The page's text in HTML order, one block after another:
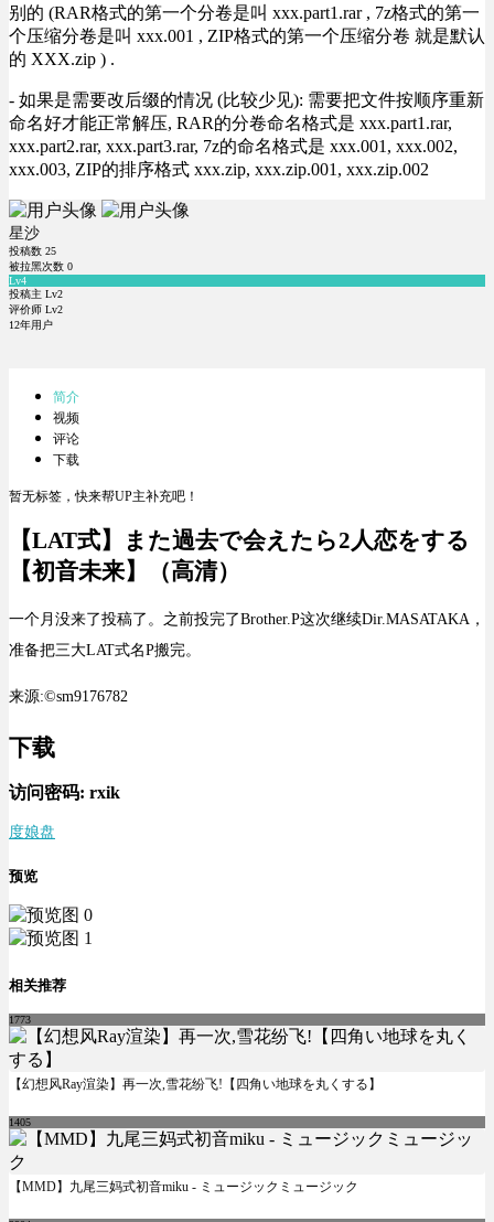
别的 (RAR格式的第一个分卷是叫 xxx.part1.rar , 7z格式的第一
个压缩分卷是叫 xxx.001 , ZIP格式的第一个压缩分卷 就是默认
的 XXX.zip ) .
- 如果是需要改后缀的情况 (比较少见): 需要把文件按顺序重新
命名好才能正常解压, RAR的分卷命名格式是 xxx.part1.rar,
xxx.part2.rar, xxx.part3.rar, 7z的命名格式是 xxx.001, xxx.002,
xxx.003, ZIP的排序格式 xxx.zip, xxx.zip.001, xxx.zip.002
星沙
投稿数 25
被拉黑次数 0
Lv4
投稿主 Lv2
评价师 Lv2
12年用户
简介
视频
评论
下载
暂无标签，快来帮UP主补充吧！
【LAT式】また過去で会えたら2人恋をする
【初音未来】（高清）
一个月没来了投稿了。之前投完了Brother.P这次继续Dir.MASATAKA，
准备把三大LAT式名P搬完。
来源:©sm9176782
下载
访问密码: rxik
度娘盘
预览
相关推荐
1773
【幻想风Ray渲染】再一次,雪花纷飞!【四角い地球を丸くする】
1405
【MMD】九尾三妈式初音miku - ミュージックミュージック